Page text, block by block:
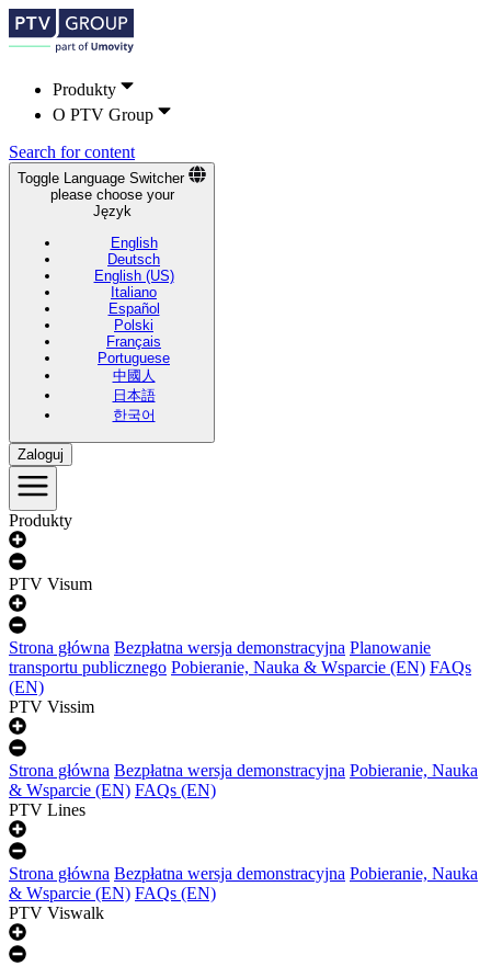
Produkty
O PTV Group
Search for content
Toggle Language Switcher
please choose your
Język
English
Deutsch
English (US)
Italiano
Español
Polski
Français
Portuguese
中國人
日本語
한국어
Zaloguj
Produkty
PTV Visum
Strona główna Bezpłatna wersja demonstracyjna Planowanie
transportu publicznego Pobieranie, Nauka & Wsparcie (EN) FAQs
(EN)
PTV Vissim
Strona główna Bezpłatna wersja demonstracyjna Pobieranie, Nauka
& Wsparcie (EN) FAQs (EN)
PTV Lines
Strona główna Bezpłatna wersja demonstracyjna Pobieranie, Nauka
& Wsparcie (EN) FAQs (EN)
PTV Viswalk